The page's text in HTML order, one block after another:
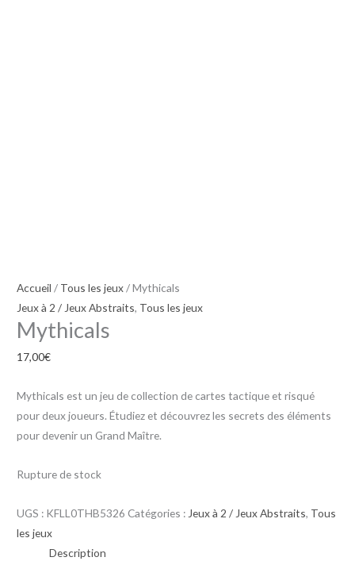
Accueil / Tous les jeux/ Mythicals
Jeux à 2 / Jeux Abstraits, Tous les jeux
Mythicals
17,00€
Mythicals est un jeu de collection de cartes tactique et risqué
pour deux joueurs. Étudiez et découvrez les secrets des éléments
pour devenir un Grand Maître.
Rupture de stock
UGS : KFLL0THB5326 Catégories : Jeux à 2 / Jeux Abstraits, Tous
les jeux
Description